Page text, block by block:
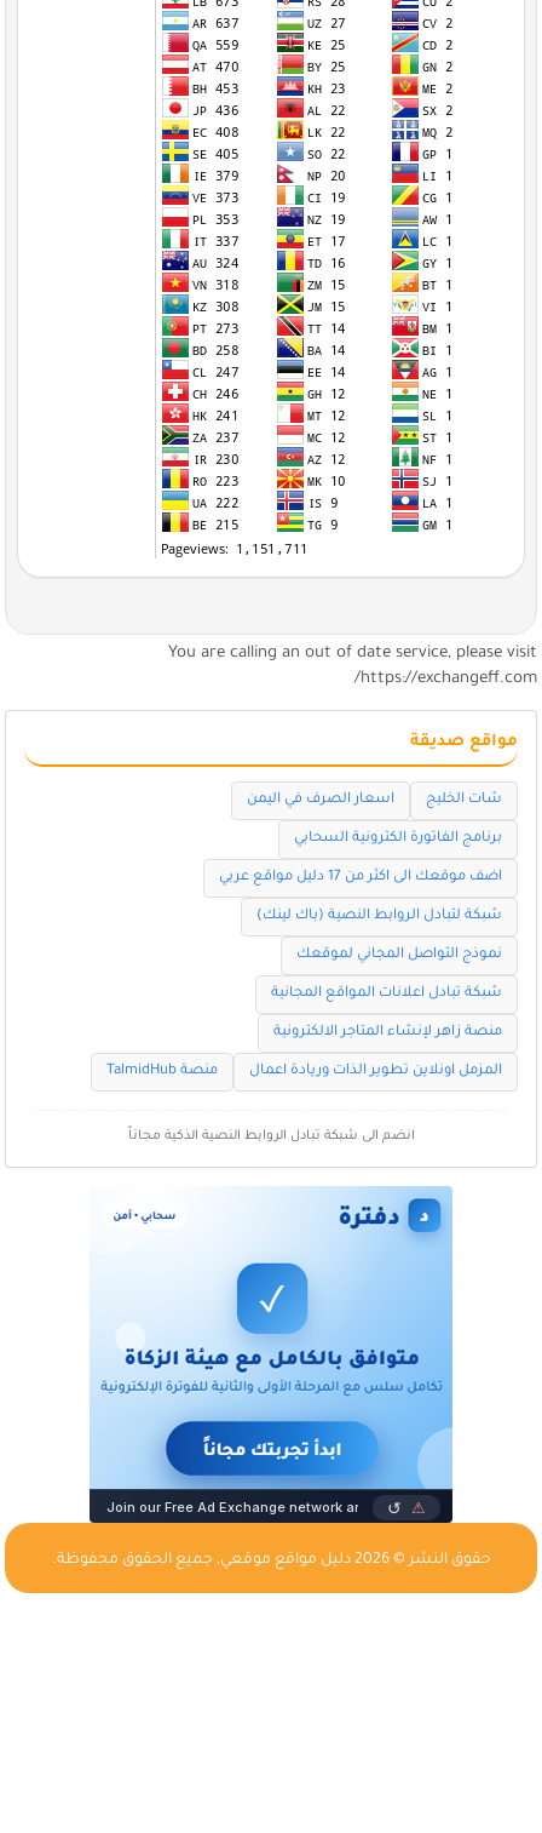
You are calling an out of date service, please visit
https://exchangeff.com/
مواقع صديقة
شات الخليج اسعار الصرف في اليمن
برنامج الفاتورة الكترونية السحابي
اضف موقعك الى اكثر من 17 دليل مواقع عربي
شبكة لتبادل الروابط النصية (باك لينك)
نموذج التواصل المجاني لموقعك
شبكة تبادل اعلانات المواقع المجانية
منصة زاهر لإنشاء المتاجر الالكترونية
المزمل اونلاين تطوير الذات وريادة اعمال منصة TalmidHub
انضم الى شبكة تبادل الروابط النصية الذكية مجاناً
حقوق النشر © 2026 دليل مواقع موقعي , جميع الحقوق محفوظة.